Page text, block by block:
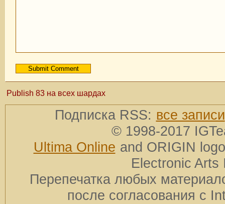
Publish 83 на всех шардах
Подписка RSS: все записи
© 1998-2017
Ultima Online and ORIGIN
Electronic Arts
Перепечатка любых
после согласования с